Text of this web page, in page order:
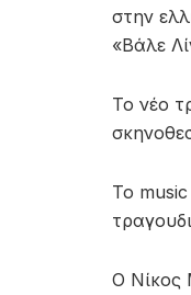
στην
«Βάλε
Το νέο
Το
Ο Νίκος